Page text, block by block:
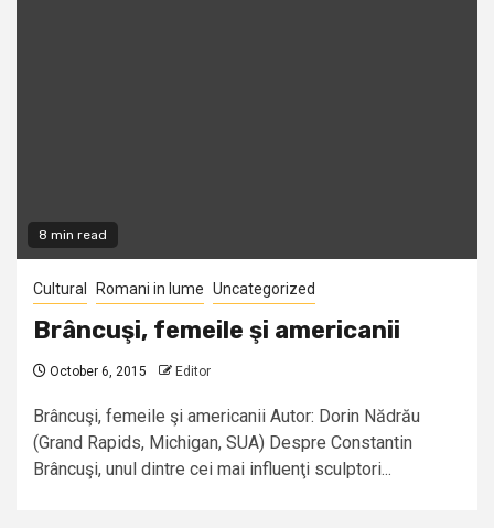
8 min read
Cultural Romani in lume Uncategorized
Brâncuşi, femeile şi americanii
October 6, 2015 Editor
Brâncuşi, femeile şi americanii Autor: Dorin Nădrău
(Grand Rapids, Michigan, SUA) Despre Constantin
Brâncuşi, unul dintre cei mai influenţi sculptori...